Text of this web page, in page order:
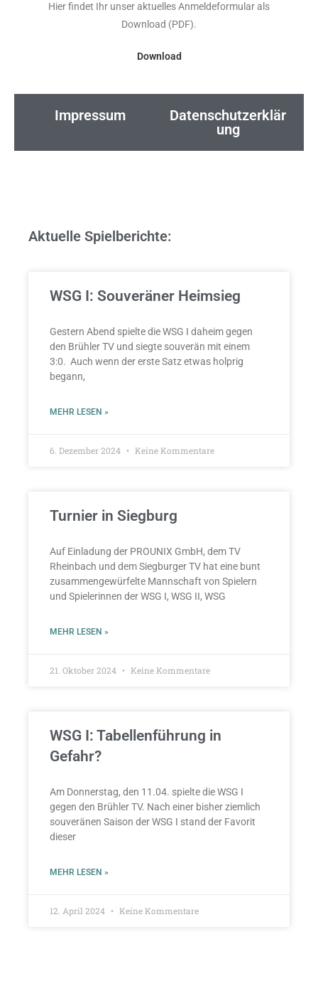
Hier findet Ihr unser aktuelles Anmeldeformular als
Download (PDF).
Download
Impressum
Datenschutzerklär
ung
Aktuelle Spielberichte:
WSG I: Souveräner Heimsieg
Gestern Abend spielte die WSG I daheim gegen
den Brühler TV und siegte souverän mit einem
3:0. Auch wenn der erste Satz etwas holprig
begann,
MEHR LESEN »
6. Dezember 2024 Keine Kommentare
Turnier in Siegburg
Auf Einladung der PROUNIX GmbH, dem TV
Rheinbach und dem Siegburger TV hat eine bunt
zusammengewürfelte Mannschaft von Spielern
und Spielerinnen der WSG I, WSG II, WSG
MEHR LESEN »
21. Oktober 2024 Keine Kommentare
WSG I: Tabellenführung in
Gefahr?
Am Donnerstag, den 11.04. spielte die WSG I
gegen den Brühler TV. Nach einer bisher ziemlich
souveränen Saison der WSG I stand der Favorit
dieser
MEHR LESEN »
12. April 2024 Keine Kommentare